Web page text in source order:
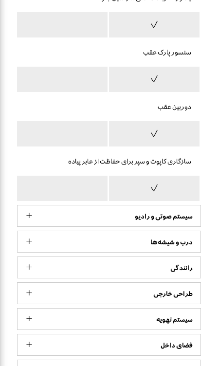
سنسور پارک عقب
دوربین عقب
سازگاری کاپوت و سپر برای حفاظت از عابر پیاده
سیستم صوتی و رادیو
درب و شیشه‌ها
رانندگی
طراحی خارجی
سیستم تهویه
فضای داخل